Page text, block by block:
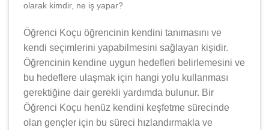
olarak kimdir, ne iş yapar?
Öğrenci Koçu öğrencinin kendini tanımasını ve
kendi seçimlerini yapabilmesini sağlayan kişidir.
Öğrencinin kendine uygun hedefleri belirlemesini ve
bu hedeflere ulaşmak için hangi yolu kullanması
gerektiğine dair gerekli yardımda bulunur. Bir
Öğrenci Koçu henüz kendini keşfetme sürecinde
olan gençler için bu süreci hızlandırmakla ve